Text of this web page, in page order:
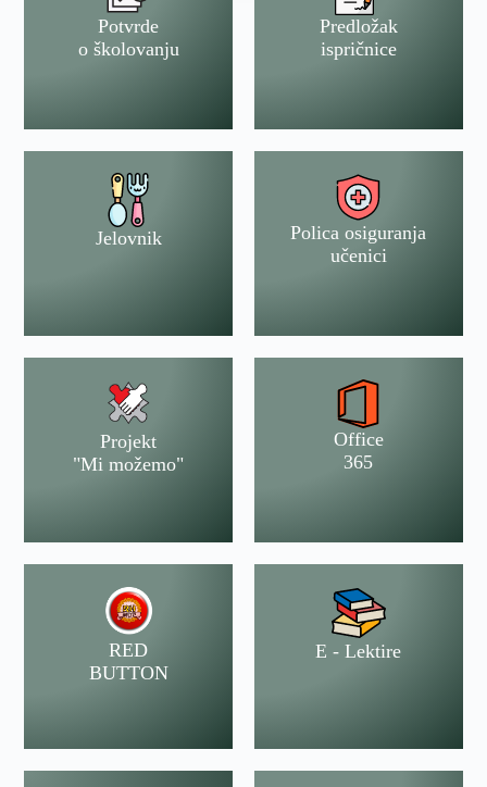
Potvrde
o školovanju
Predložak
ispričnice
Jelovnik
Polica osiguranja
učenici
Projekt
"Mi možemo"
Office
365
RED
BUTTON
E - Lektire